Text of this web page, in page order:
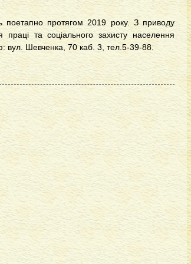
поетапно протягом 2019 року. З приводу
праці та соціального захисту населення
вул. Шевченка, 70 каб. 3, тел.5-39-88.